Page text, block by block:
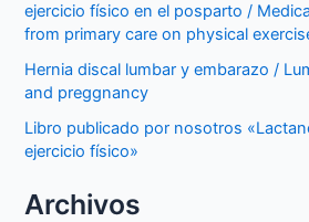
ejercicio físico en el posparto /
from primary care on physical
Hernia discal lumbar y embarazo /
and preggnancy
Libro publicado por nosotros
ejercicio físico»
Archivos